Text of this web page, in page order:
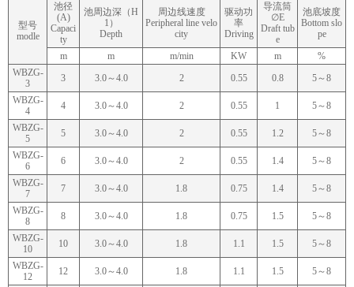
型号
modle
池径
(A)
Capaci
ty
池周边深（H
1）
Depth
周边线速度
Peripheral line velo
city
驱动功
率
Driving
导流筒
∅E
Draft tub
e
池底坡度
Bottom slo
pe
m
m m/min KW m
%
WBZG-
3
3 3.0～4.0 2 0.55 0.8
5～8
WBZG-
4
4 3.0～4.0 2 0.55 1
5～8
WBZG-
5
5 3.0～4.0 2 0.55 1.2
5～8
WBZG-
6
6 3.0～4.0 2 0.55 1.4
5～8
WBZG-
7
7 3.0～4.0 1.8 0.75 1.4
5～8
WBZG-
8
8 3.0～4.0 1.8 0.75 1.5
5～8
WBZG-
10
10 3.0～4.0 1.8 1.1 1.5
5～8
WBZG-
12
12 3.0～4.0 1.8 1.1 1.5
5～8